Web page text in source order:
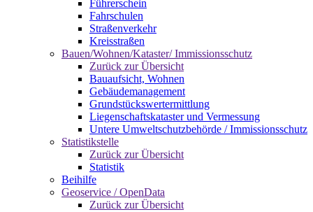
Führerschein
Fahrschulen
Straßenverkehr
Kreisstraßen
Bauen/Wohnen/Kataster/ Immissionsschutz
Zurück zur Übersicht
Bauaufsicht, Wohnen
Gebäudemanagement
Grundstückswertermittlung
Liegenschaftskataster und Vermessung
Untere Umweltschutzbehörde / Immissionsschutz
Statistikstelle
Zurück zur Übersicht
Statistik
Beihilfe
Geoservice / OpenData
Zurück zur Übersicht